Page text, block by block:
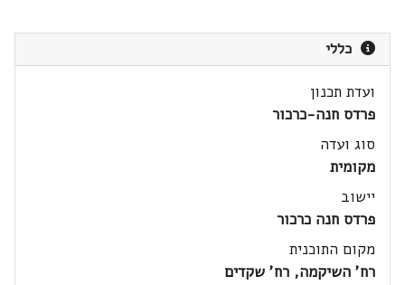
כללי
ועדת תכנון
פרדס חנה-כרכור
סוג ועדה
מקומית
יישוב
פרדס חנה כרכור
מקום התוכנית
רח' השיקמה, רח' שקדים